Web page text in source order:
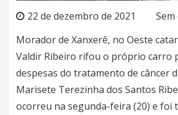
22 de dezembro de 2021
Morador de Xanxerê, no Oeste
Valdir Ribeiro rifou o próprio carro
despesas do tratamento de câncer
Marisete Terezinha dos Santos
ocorreu na segunda-feira (20) e foi